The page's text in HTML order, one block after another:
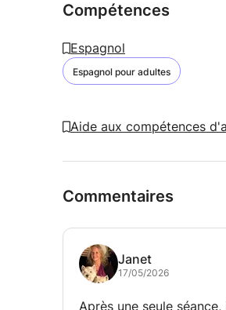
Compétences
Espagnol
Espagnol pour adultes
Aide aux compétences
Commentaires
Janet
17/05/2026
Après une seule